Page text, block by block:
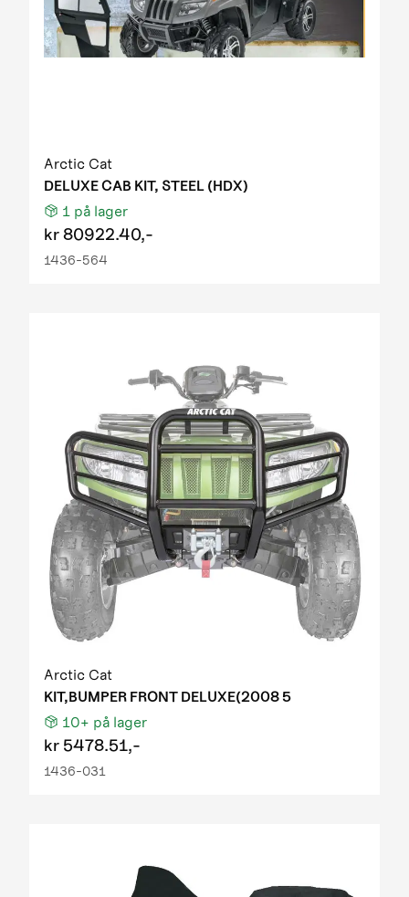
Arctic Cat
DELUXE CAB KIT, STEEL (HDX)
1 på lager
kr80922.40,-
1436-564
Arctic Cat
KIT,BUMPER FRONT DELUXE(2008 5
10+ på lager
kr 5478.51,-
1436-031